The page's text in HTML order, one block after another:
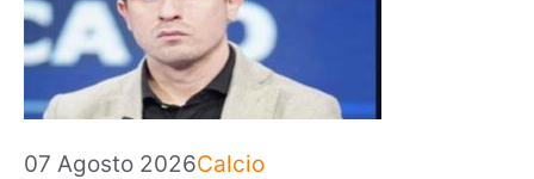
07 Agosto 2026Categorie
Calcio